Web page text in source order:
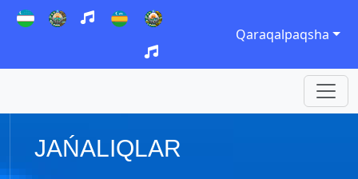
Qaraqalpaqsha
JAŃALIQLAR